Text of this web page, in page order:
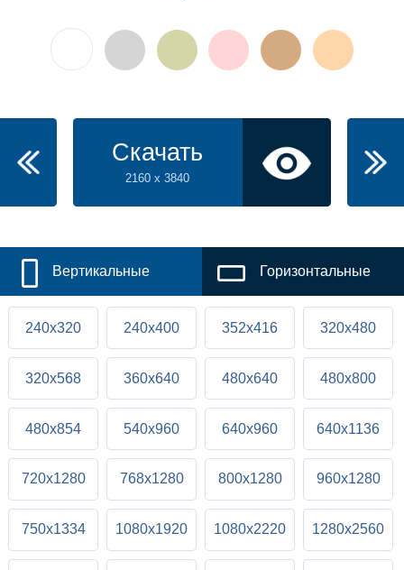
Скачать
2160 x 3840
Вертикальные Горизонтальные
240x320 240x400 352x416 320x480
320x568 360x640 480x640 480x800
480x854 540x960 640x960 640x1136
720x1280 768x1280 800x1280 960x1280
750x1334 1080x1920 1080x2220 1280x2560